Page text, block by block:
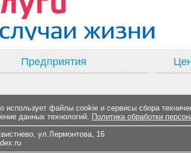
Предприятия
файлы cookie и сервисы сбора
данных технологий. Политика обработки
ул.Лермонтова, 16